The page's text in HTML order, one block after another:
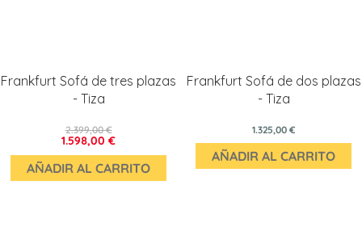
Frankfurt Sofá de tres plazas
- Tiza
1.598,00 €
2.399,00 €
AÑADIR AL CARRITO
Frankfurt Sofá de dos plazas
- Tiza
1.325,00 €
AÑADIR AL CARRITO